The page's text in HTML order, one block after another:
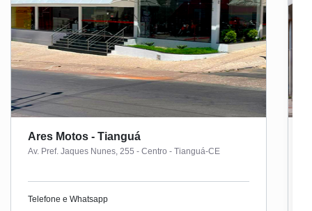
Ares Motos - Tianguá
Av. Pref. Jaques Nunes, 255 - Centro - Tianguá-CE
Telefone e Whatsapp